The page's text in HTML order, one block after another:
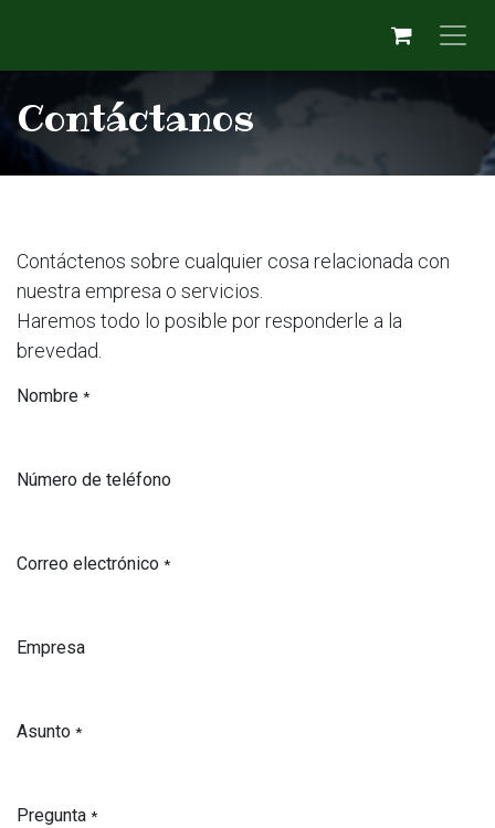
Contáctanos
Contáctenos sobre cualquier cosa relacionada con
nuestra empresa o servicios.
Haremos todo lo posible por responderle a la
brevedad.
Nombre *
Número de teléfono
Correo electrónico *
Empresa
Asunto *
Pregunta *